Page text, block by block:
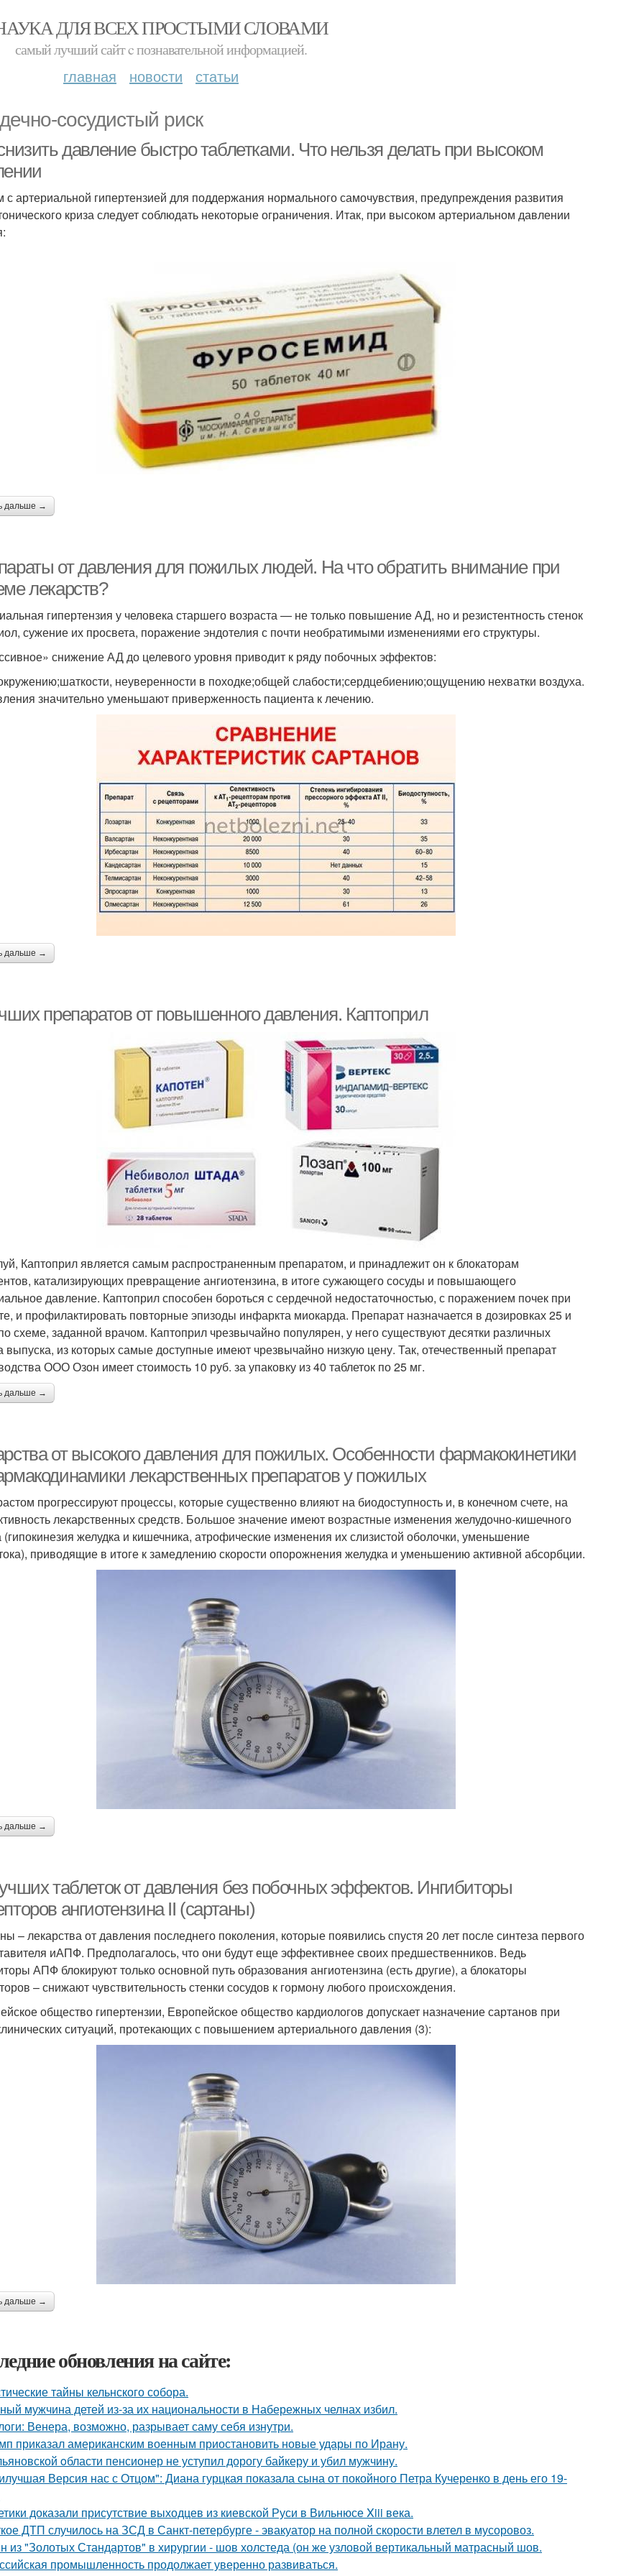
ДЛЯ ВСЕХ ПРОСТЫМИ СЛОВАМИ
самый лучший сайт c познавательной информацией.
главная новости статьи
сосудистый риск
давление быстро таблетками. Что нельзя делать при высоком
артериальной гипертензией для поддержания нормального самочувствия, предупреждения развития
криза следует соблюдать некоторые ограничения. Итак, при высоком артериальном давлении
дальше →
от давления для пожилых людей. На что обратить внимание при
лекарств?
гипертензия у человека старшего возраста — не только повышение АД, но и резистентность стенок
сужение их просвета, поражение эндотелия с почти необратимыми изменениями его структуры.
снижение АД до целевого уровня приводит к ряду побочных эффектов:
неуверенности в походке;общей слабости;сердцебиению;ощущению нехватки воздуха.
значительно уменьшают приверженность пациента к лечению.
дальше →
препаратов от повышенного давления. Каптоприл
Каптоприл является самым распространенным препаратом, и принадлежит он к блокаторам
катализирующих превращение ангиотензина, в итоге сужающего сосуды и повышающего
давление. Каптоприл способен бороться с сердечной недостаточностью, с поражением почек при
и профилактировать повторные эпизоды инфаркта миокарда. Препарат назначается в дозировках 25 и
схеме, заданной врачом. Каптоприл чрезвычайно популярен, у него существуют десятки различных
из которых самые доступные имеют чрезвычайно низкую цену. Так, отечественный препарат
ООО Озон имеет стоимость 10 руб. за упаковку из 40 таблеток по 25 мг.
дальше →
от высокого давления для пожилых. Особенности фармакокинетики
лекарственных препаратов у пожилых
прогрессируют процессы, которые существенно влияют на биодоступность и, в конечном счете, на
лекарственных средств. Большое значение имеют возрастные изменения желудочно-кишечного
(гипокинезия желудка и кишечника, атрофические изменения их слизистой оболочки, уменьшение
приводящие в итоге к замедлению скорости опорожнения желудка и уменьшению активной абсорбции.
дальше →
таблеток от давления без побочных эффектов. Ингибиторы
ангиотензина ІІ (сартаны)
– лекарства от давления последнего поколения, которые появились спустя 20 лет после синтеза первого
иАПФ. Предполагалось, что они будут еще эффективнее своих предшественников. Ведь
АПФ блокируют только основной путь образования ангиотензина (есть другие), а блокаторы
– снижают чувствительность стенки сосудов к гормону любого происхождения.
общество гипертензии, Европейское общество кардиологов допускает назначение сартанов при
ситуаций, протекающих с повышением артериального давления (3):
дальше →
обновления на сайте:
тайны кельнского собора.
мужчина детей из-за их национальности в Набережных челнах избил.
Венера, возможно, разрывает саму себя изнутри.
приказал американским военным приостановить новые удары по Ирану.
oбласти пенсионер не уступил дорогу байкеру и убил мужчину.
Версия нас с Отцом": Диана гурцкая показала сына от покойного Петра Кучеренко в день его 19-
доказали присутствие выходцев из киевской Руси в Вильнюсе Xiii века.
ДТП случилось на ЗСД в Санкт-петербурге - эвакуатор на полной скорости влетел в мусоровоз.
из "Золотых Стандартов" в хирургии - шов холстеда (он же узловой вертикальный матрасный шов.
промышленность продолжает уверенно развиваться.